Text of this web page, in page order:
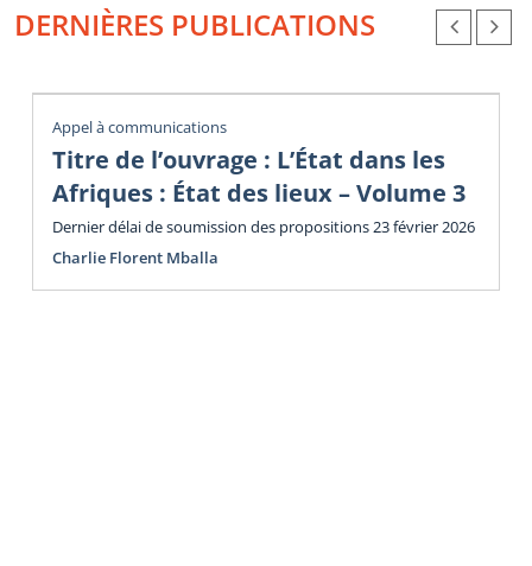
DERNIÈRES PUBLICATIONS
Appel à communications
Titre de l’ouvrage : L’État dans les
Afriques : État des lieux – Volume 3
Dernier délai de soumission des propositions 23 février 2026
Charlie Florent Mballa